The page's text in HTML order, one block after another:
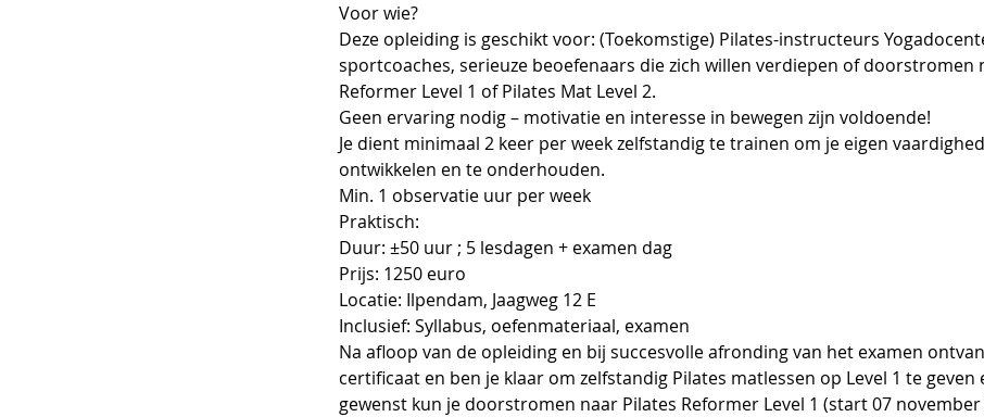
Voor wie?
Deze opleiding is geschikt voor: (Toekomstige) Pilates-instructeurs
sportcoaches, serieuze beoefenaars die zich willen verdiepen of doorstromen
Reformer Level 1 of Pilates Mat Level 2.
Geen ervaring nodig – motivatie en interesse in bewegen zijn voldoende!
Je dient minimaal 2 keer per week zelfstandig te trainen om je eigen
ontwikkelen en te onderhouden.
Min. 1 observatie uur per week
Praktisch:
Duur: ±50 uur ; 5 lesdagen + examen dag
Prijs: 1250 euro
Locatie: Ilpendam, Jaagweg 12 E
Inclusief: Syllabus, oefenmateriaal, examen
Na afloop van de opleiding en bij succesvolle afronding van het examen
certificaat en ben je klaar om zelfstandig Pilates matlessen op Level 1 te geven
gewenst kun je doorstromen naar Pilates Reformer Level 1 (start 07 november